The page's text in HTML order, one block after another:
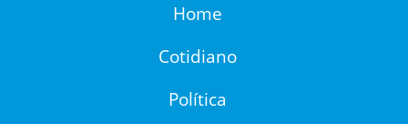
Home
Cotidiano
Política